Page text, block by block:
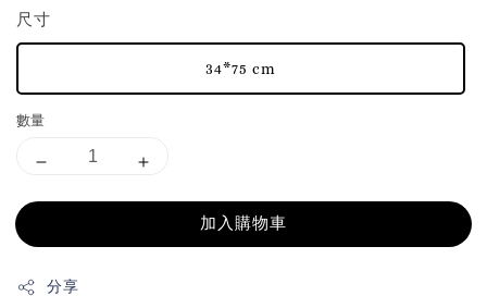
尺寸
34*75 cm
數量
加入購物車
分享